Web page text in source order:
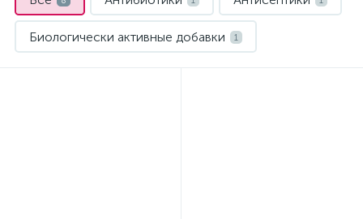
Биологически активные добавки 1